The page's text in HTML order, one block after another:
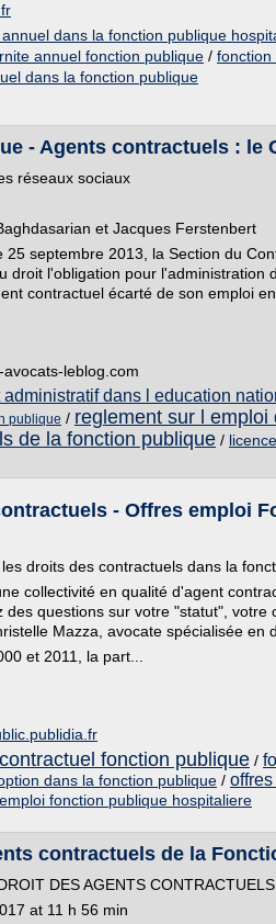
dans la fonction publique
annuel fonction publique / fonction
dans la fonction publique
- Agents contractuels : le
réseaux sociaux
et Jacques Ferstenbert
25 septembre 2013, la Section du
droit l'obligation pour l'administration
contractuel écarté de son emploi
avocats-leblog.com
administratif dans l education
publique / reglement sur l
de la fonction publique /
- Offres emploi
droits des contractuels dans la
collectivité en qualité d'agent
des questions sur votre "statut", votre
Mazza, avocate spécialisée en
et 2011, la part...
fonction publique /
dans la fonction publique /
fonction publique hospitaliere
contractuels de la
DES AGENTS CONTRACTUELS
at 11 h 56 min